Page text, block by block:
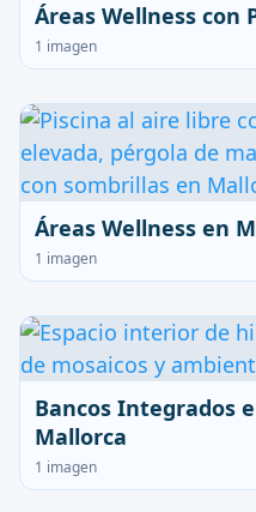
Áreas Wellness con
1 imagen
Áreas Wellness en
1 imagen
Bancos Integrados
Mallorca
1 imagen